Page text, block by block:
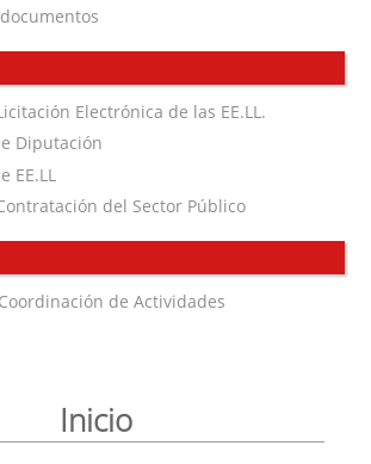
Electrónica de las EE.LL.
Diputación
EE.LL
del Sector Público
de Actividades
Inicio